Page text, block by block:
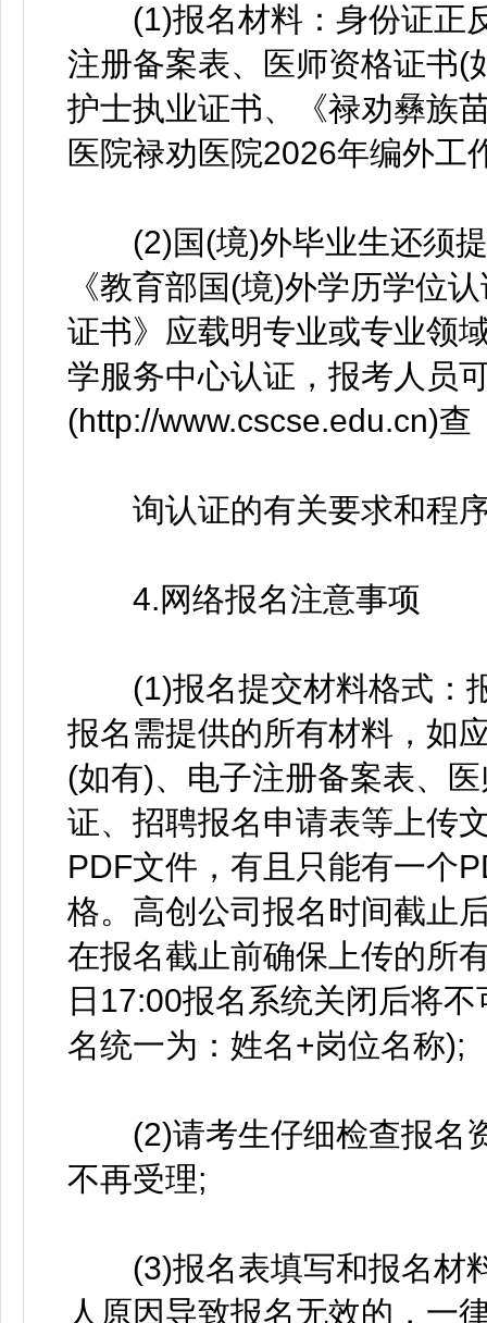
(1)报名材料：身份证正
注册备案表、医师资格证书(
护士执业证书、《禄劝彝族
医院禄劝医院2026年编外工
(2)国(境)外毕业生还须提
《教育部国(境)外学历学位
证书》应载明专业或专业领
学服务中心认证，报考人员
(http://www.cscse.edu.cn)查
询认证的有关要求和程
4.网络报名注意事项
(1)报名提交材料格式：
报名需提供的所有材料，如
(如有)、电子注册备案表、
证、招聘报名申请表等上传
PDF文件，有且只能有一个
格。高创公司报名时间截止
在报名截止前确保上传的所
日17:00报名系统关闭后将
名统一为：姓名+岗位名称);
(2)请考生仔细检查报名
不再受理;
(3)报名表填写和报名材
人原因导致报名无效的，一